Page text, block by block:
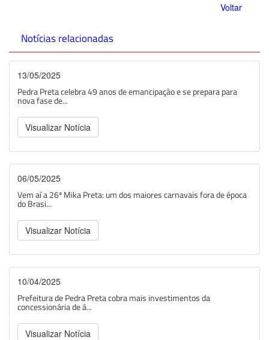
Voltar
Notícias relacionadas
13/05/2025
Pedra Preta celebra 49 anos de emancipação e se prepara para
nova fase de...
Visualizar Notícia
06/05/2025
Vem aí a 26ª Mika Preta: um dos maiores carnavais fora de época
do Brasi...
Visualizar Notícia
10/04/2025
Prefeitura de Pedra Preta cobra mais investimentos da
concessionária de á...
Visualizar Notícia